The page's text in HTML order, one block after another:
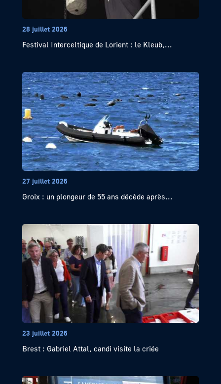
28 juillet 2026
Festival Interceltique de Lorient : le Kleub,...
27 juillet 2026
Groix : un plongeur de 55 ans décède après...
23 juillet 2026
Brest : Gabriel Attal, candi visite la criée